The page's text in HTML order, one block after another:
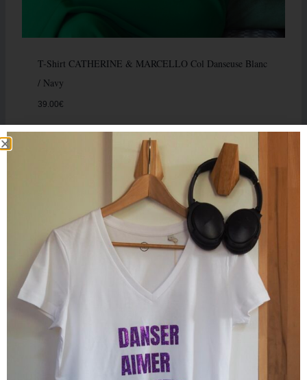
T-Shirt CATHERINE & MARCELLO Col Danseuse Blanc
/ Navy
39.00€
Promo !